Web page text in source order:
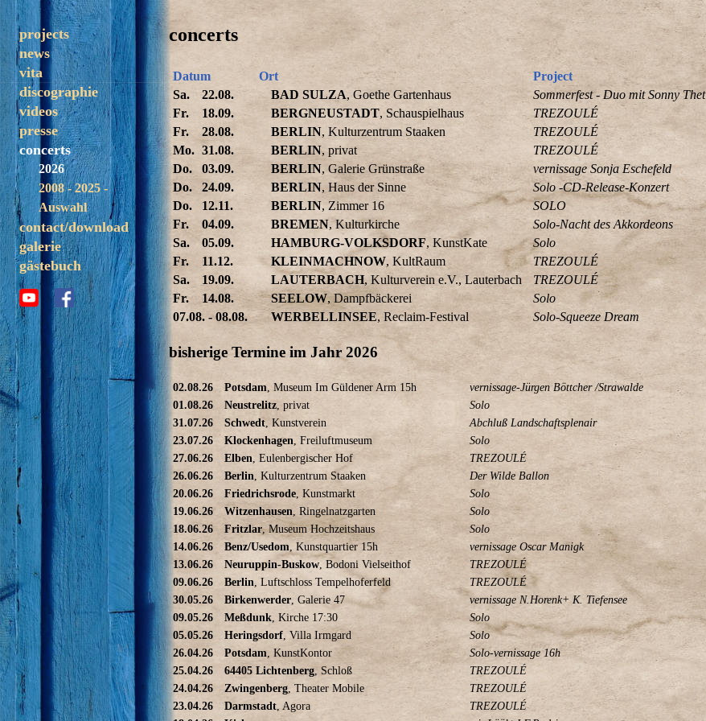
projects
solo
trezoulé
band
madagascar
news
vita
discographie
videos
presse
concerts
2026
2008 - 2025 -
Auswahl
contact/download
galerie
gästebuch
concerts
Datum Ort
Project
Sa.
22.08. BAD SULZA, Goethe Gartenhaus
Sommerfest - Duo mit Sonny Thet
Fr.
18.09. BERGNEUSTADT, Schauspielhaus
TREZOULÉ
Fr.
28.08. BERLIN, Kulturzentrum Staaken
TREZOULÉ
Mo. 31.08. BERLIN, privat
TREZOULÉ
Do.
03.09. BERLIN, Galerie Grünstraße
vernissage Sonja Eschefeld
Do.
24.09. BERLIN, Haus der Sinne
Solo -CD-Release-Konzert
Do.
12.11. BERLIN, Zimmer 16
SOLO
Fr.
04.09. BREMEN, Kulturkirche
Solo-Nacht des Akkordeons
Sa.
05.09. HAMBURG-VOLKSDORF, KunstKate
Solo
Fr.
11.12. KLEINMACHNOW, KultRaum
TREZOULÉ
Sa.
19.09. LAUTERBACH, Kulturverein e.V., Lauterbach
TREZOULÉ
Fr.
14.08. SEELOW, Dampfbäckerei
Solo
07.08. - 08.08.
WERBELLINSEE, Reclaim-Festival Solo-Squeeze Dream
bisherige Termine im Jahr 2026
02.08.26 Potsdam, Museum Im Güldener Arm 15h
vernissage-Jürgen Böttcher /Strawalde
01.08.26
Neustrelitz, privat
Solo
31.07.26
Schwedt, Kunstverein
Abchluß Landschaftsplenair
23.07.26
Klockenhagen, Freiluftmuseum
Solo
27.06.26
Elben, Eulenbergischer Hof
TREZOULÉ
26.06.26
Berlin, Kulturzentrum Staaken
Der Wilde Ballon
20.06.26
Friedrichsrode, Kunstmarkt
Solo
19.06.26
Witzenhausen, Ringelnatzgarten
Solo
18.06.26
Fritzlar, Museum Hochzeitshaus
Solo
14.06.26
Benz/Usedom, Kunstquartier 15h
vernissage Oscar Manigk
13.06.26
Neuruppin-Buskow, Bodoni Vielseithof
TREZOULÉ
09.06.26
Berlin, Luftschloss Tempelhoferfeld
TREZOULÉ
30.05.26
Birkenwerder, Galerie 47
vernissage N.Horenk+ K. Tiefensee
09.05.26
Meßdunk, Kirche 17:30
Solo
05.05.26
Heringsdorf, Villa Irmgard
Solo
26.04.26
Potsdam, KunstKontor
Solo-vernissage 16h
25.04.26
64405 Lichtenberg, Schloß
TREZOULÉ
24.04.26
Zwingenberg, Theater Mobile
TREZOULÉ
23.04.26
Darmstadt, Agora
TREZOULÉ